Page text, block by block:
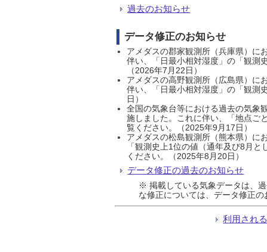
過去のお知らせ
データ修正のお知らせ
アメダスの郡家観測所（兵庫県）に
伴い、「日最小相対湿度」の「観測
（2026年7月22日）
アメダスの高野観測所（広島県）に
伴い、「日最小相対湿度」の「観測
日）
全国の気象台等における過去の気象
施しました。これに伴い、「地点ご
覧ください。（2025年9月17日）
アメダスの松島観測所（熊本県）に
「観測史上1位の値（通年及び8月
ください。（2025年8月20日）
データ修正の過去のお知らせ
※ 掲載している気象データは、
な修正については、データ修正の
利用され